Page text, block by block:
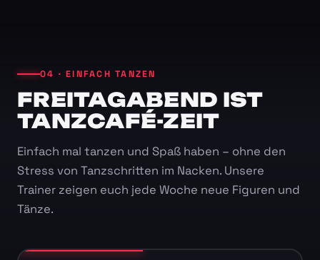
04 · EINFACH TANZEN
FREITAGABEND IST
TANZCAFÉ-ZEIT
Einfach mal tanzen und Spaß haben – ohne den
Stress von Tanzschritten im Nacken. Unsere
Trainer zeigen euch jede Woche neue Figuren und
Tänze.